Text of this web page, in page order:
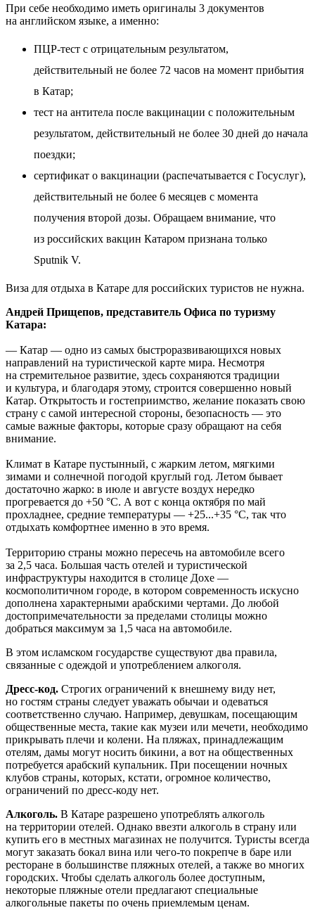
При себе необходимо иметь оригиналы 3 документов
на английском языке, а именно:
ПЦР-тест с отрицательным результатом,
действительный не более 72 часов на момент прибытия
в Катар;
тест на антитела после вакцинации с положительным
результатом, действительный не более 30 дней до начала
поездки;
сертификат о вакцинации (распечатывается с Госуслуг),
действительный не более 6 месяцев с момента
получения второй дозы. Обращаем внимание, что
из российских вакцин Катаром признана только
Sputnik V.
Виза для отдыха в Катаре для российских туристов не нужна.
Андрей Прищепов, представитель Офиса по туризму
Катара:
— Катар — одно из самых быстроразвивающихся новых
направлений на туристической карте мира. Несмотря
на стремительное развитие, здесь сохраняются традиции
и культура, и благодаря этому, строится совершенно новый
Катар. Открытость и гостеприимство, желание показать свою
страну с самой интересной стороны, безопасность — это
самые важные факторы, которые сразу обращают на себя
внимание.
Климат в Катаре пустынный, с жарким летом, мягкими
зимами и солнечной погодой круглый год. Летом бывает
достаточно жарко: в июле и августе воздух нередко
прогревается до +50 °C. А вот с конца октября по май
прохладнее, средние температуры — +25...+35 °C, так что
отдыхать комфортнее именно в это время.
Территорию страны можно пересечь на автомобиле всего
за 2,5 часа. Большая часть отелей и туристической
инфраструктуры находится в столице Дохе —
космополитичном городе, в котором современность искусно
дополнена характерными арабскими чертами. До любой
достопримечательности за пределами столицы можно
добраться максимум за 1,5 часа на автомобиле.
В этом исламском государстве существуют два правила,
связанные с одеждой и употреблением алкоголя.
Дресс-код. Строгих ограничений к внешнему виду нет,
но гостям страны следует уважать обычаи и одеваться
соответственно случаю. Например, девушкам, посещающим
общественные места, такие как музеи или мечети, необходимо
прикрывать плечи и колени. На пляжах, принадлежащим
отелям, дамы могут носить бикини, а вот на общественных
потребуется арабский купальник. При посещении ночных
клубов страны, которых, кстати, огромное количество,
ограничений по дресс-коду нет.
Алкоголь. В Катаре разрешено употреблять алкоголь
на территории отелей. Однако ввезти алкоголь в страну или
купить его в местных магазинах не получится. Туристы всегда
могут заказать бокал вина или чего-то покрепче в баре или
ресторане в большинстве пляжных отелей, а также во многих
городских. Чтобы сделать алкоголь более доступным,
некоторые пляжные отели предлагают специальные
алкогольные пакеты по очень приемлемым ценам.